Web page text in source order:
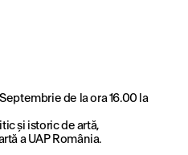
de la ora 16.00 la
și istoric de artă,
a UAP România.